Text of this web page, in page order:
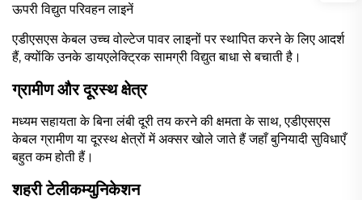
ऊपरी विद्युत परिवहन लाइनें
एडीएसएस केबल उच्च वोल्टेज पावर लाइनों पर स्थापित करने के लिए आदर्श
हैं, क्योंकि उनके डायएलेक्ट्रिक सामग्री विद्युत बाधा से बचाती है।
ग्रामीण और दूरस्थ क्षेत्र
मध्यम सहायता के बिना लंबी दूरी तय करने की क्षमता के साथ, एडीएसएस
केबल ग्रामीण या दूरस्थ क्षेत्रों में अक्सर खोले जाते हैं जहाँ बुनियादी सुविधाएँ
बहुत कम होती हैं।
शहरी टेलीकम्युनिकेशन